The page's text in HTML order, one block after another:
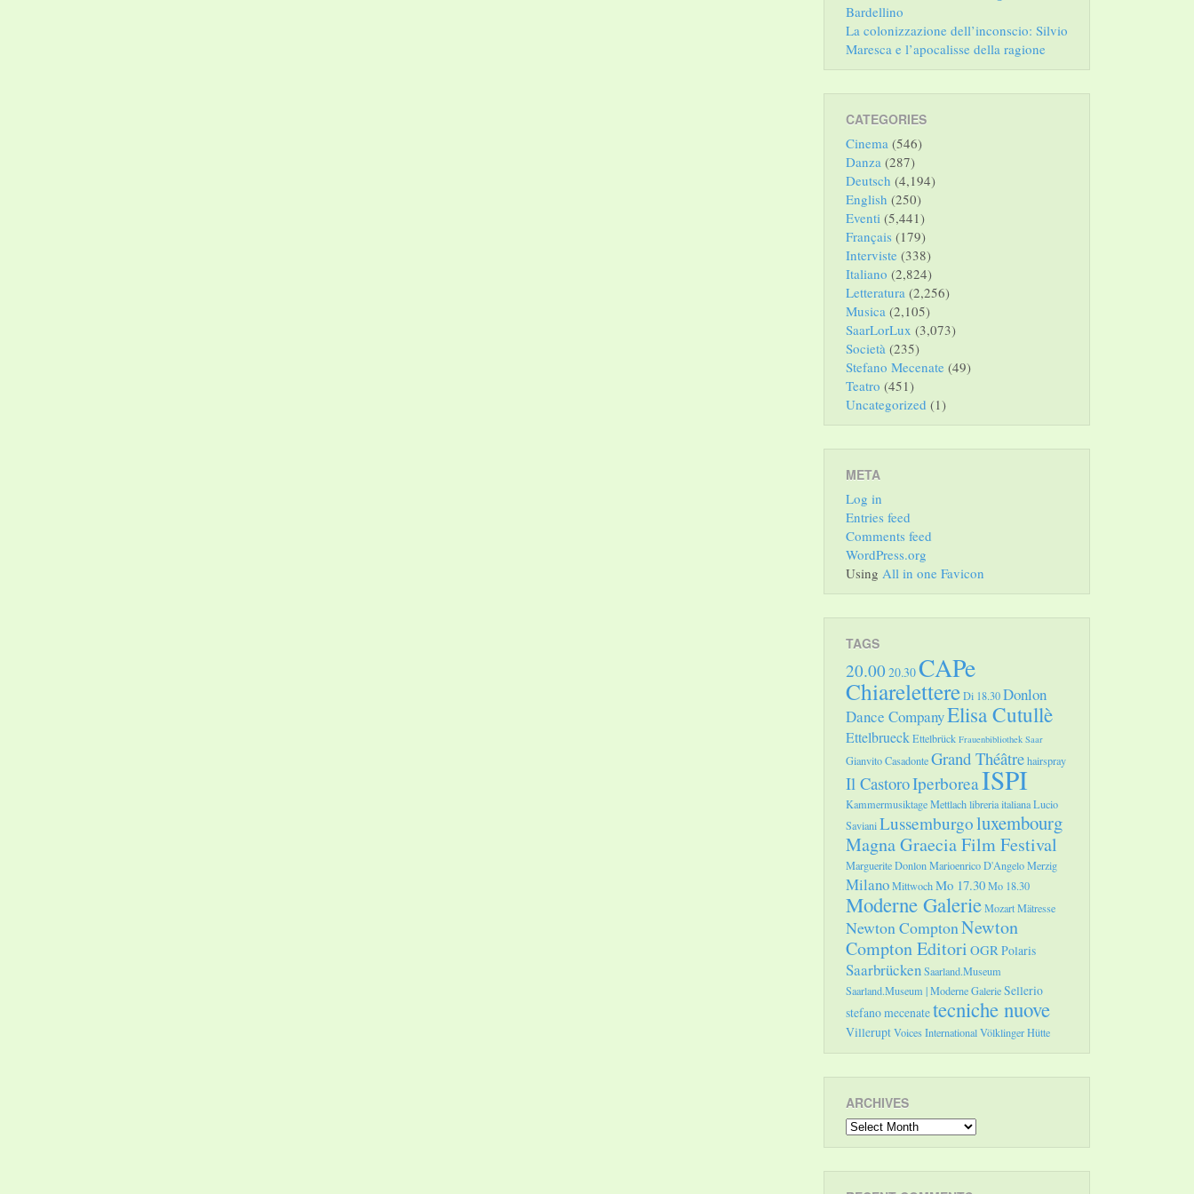
Bardellino
La colonizzazione dell’inconscio: Silvio
Maresca e l’apocalisse della ragione
CATEGORIES
Cinema (546)
Danza (287)
Deutsch (4,194)
English (250)
Eventi (5,441)
Français (179)
Interviste (338)
Italiano (2,824)
Letteratura (2,256)
Musica (2,105)
SaarLorLux (3,073)
Società (235)
Stefano Mecenate (49)
Teatro (451)
Uncategorized (1)
META
Log in
Entries feed
Comments feed
WordPress.org
Using All in one Favicon
TAGS
20.00 20.30CAPe
ChiarelettereDi 18.30Donlon
Dance CompanyElisa Cutullè
EttelbrueckEttelbrück Frauenbibliothek Saar
Gianvito CasadonteGrand Théâtrehairspray
Il CastoroIperboreaISPI
Kammermusiktage Mettlachlibreria italianaLucio
SavianiLussemburgoluxembourg
Magna Graecia Film Festival
Marguerite DonlonMarioenrico D'AngeloMerzig
MilanoMittwochMo 17.30Mo 18.30
Moderne GalerieMozartMätresse
Newton ComptonNewton
Compton Editori OGRPolaris
SaarbrückenSaarland.Museum
Saarland.Museum | Moderne GalerieSellerio
stefano mecenatetecniche nuove
VilleruptVoices InternationalVölklinger Hütte
ARCHIVES
Archives